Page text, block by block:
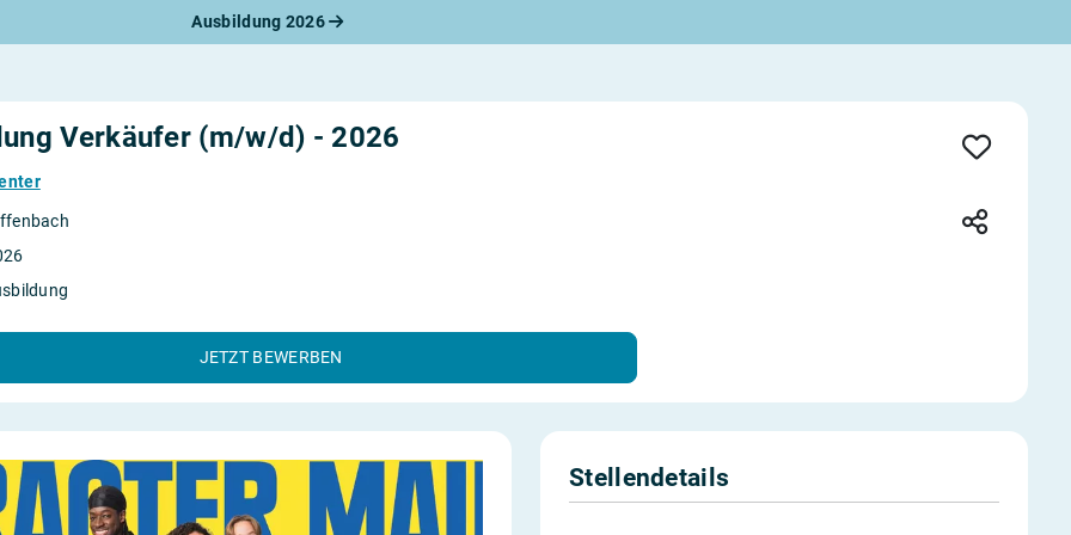
Ausbildung 2026
Bewerbung
Check
Verkäufer (m/w/d) - 2026
JETZT BEWERBEN
Stellendetails